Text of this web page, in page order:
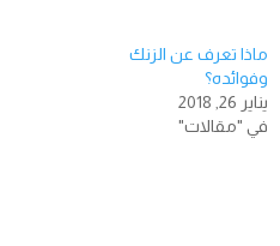
ماذا تعرف عن الزنك
وفوائده؟
يناير 26, 2018
في "مقالات"